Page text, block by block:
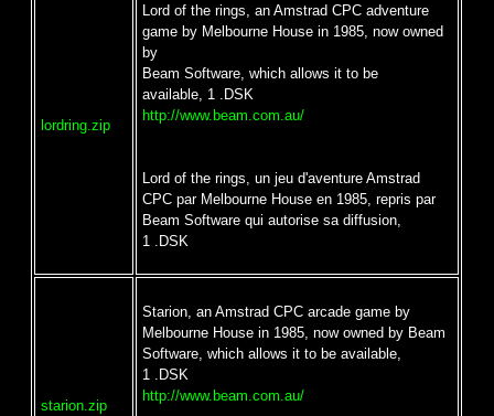
lordring.zip
Lord of the rings, an Amstrad CPC adventure
game by Melbourne House in 1985, now owned
by
Beam Software, which allows it to be
available, 1 .DSK
http://www.beam.com.au/
Lord of the rings, un jeu d'aventure Amstrad
CPC par Melbourne House en 1985, repris par
Beam Software qui autorise sa diffusion,
1 .DSK
starion.zip
Starion, an Amstrad CPC arcade game by
Melbourne House in 1985, now owned by Beam
Software, which allows it to be available,
1 .DSK
http://www.beam.com.au/